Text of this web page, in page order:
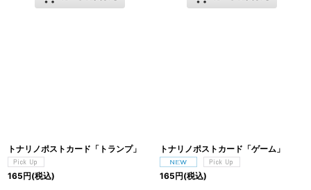
トナリノポストカード「トランプ」
165円(税込)
トナリノポストカード「ゲーム」
165円(税込)